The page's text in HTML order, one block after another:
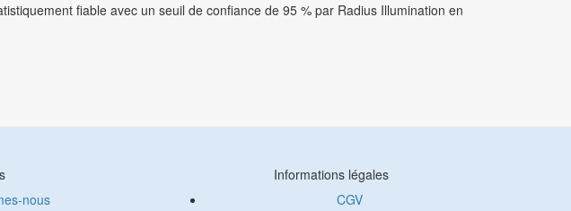
fiable avec un seuil de confiance de 95 % par Radius Illumination en
nous
Informations légales
CGV